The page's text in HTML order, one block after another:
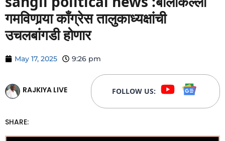
गमविणार्‍या काँग्रेस तालुकाध्यक्षांची
उचलबांगडी होणार
May 17, 2025 9:26 pm
RAJKIYA LIVE FOLLOW US:
SHARE: